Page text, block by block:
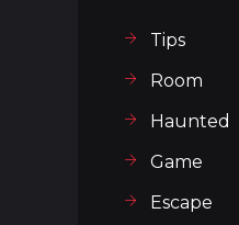
Tips
Room
Haunted
Game
Escape